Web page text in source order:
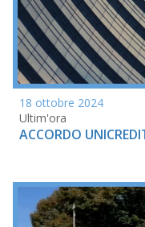
18 ottobre 2024
Ultim'ora
ACCORDO